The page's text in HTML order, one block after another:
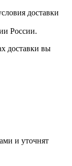
доставки
России.
доставки вы
и уточнят